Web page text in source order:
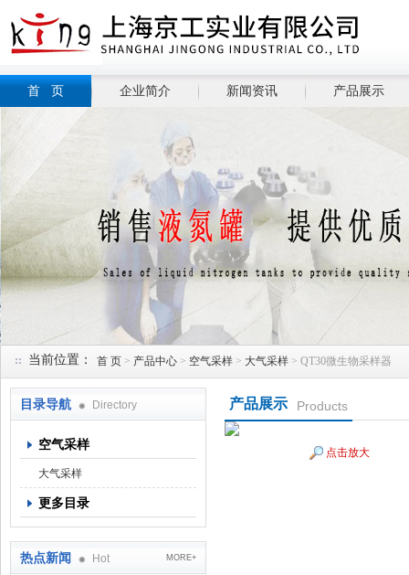
上海京工实业有限公司
首 页 企业简介 新闻资讯 产品展示
当前位置： 首 页 > 产品中心 > 空气采样 > 大气采样 > QT30微生物采样器
目录导航 Directory
空气采样
大气采样
更多目录
热点新闻 Hot MORE+
产品展示 Products
点击放大